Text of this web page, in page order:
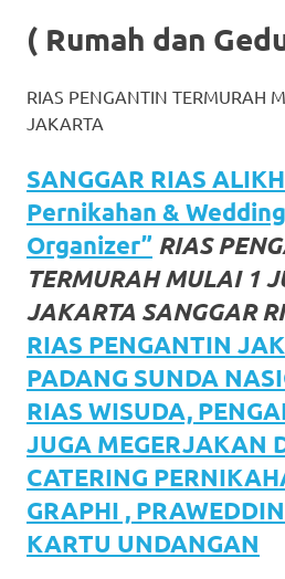
favorite
replica
watches
24
Hours
Online
replica
rolex.
Discover
More
Here
loanswatches.com.
Wiht
( Rumah dan
RIAS PENGANTIN TERMURAH
JAKARTA
SANGGAR RIAS
Pernikahan & Wedding
Organizer” RIAS
TERMURAH MULAI 1
JAKARTA SANGGAR
RIAS PENGANTIN
PADANG SUNDA
RIAS WISUDA,
JUGA MEGERJAKAN
CATERING
GRAPHI ,
KARTU UNDANGAN